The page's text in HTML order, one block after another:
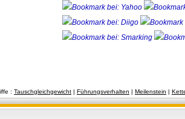
: Tauschgleichgewicht | Führungsverhalten | Meilenstein |